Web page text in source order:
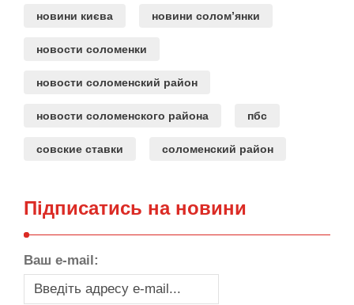
новини києва новини солом’янки
новости соломенки
новости соломенский район
новости соломенского района пбс
совские ставки соломенский район
Підписатись на новини
Ваш e-mail: